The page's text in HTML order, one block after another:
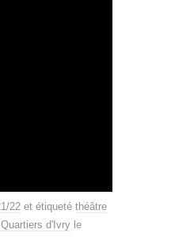
22 et étiqueté théâtre
d'Ivry le